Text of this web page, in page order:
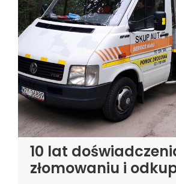
10 lat
złomowaniu i